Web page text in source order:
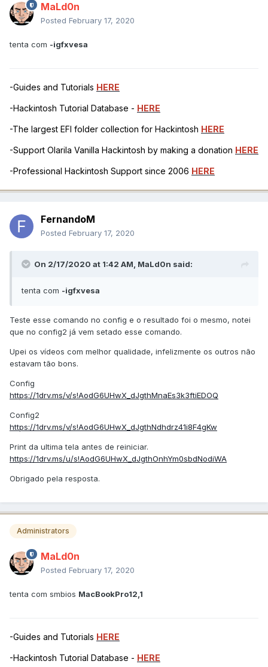
MaLd0n
Posted February 17, 2020
tenta com -igfxvesa
-Guides and Tutorials HERE
-Hackintosh Tutorial Database - HERE
-The largest EFI folder collection for Hackintosh HERE
-Support Olarila Vanilla Hackintosh by making a donation HERE
-Professional Hackintosh Support since 2006 HERE
FernandoM
Posted February 17, 2020
On 2/17/2020 at 1:42 AM, MaLd0n said:
tenta com -igfxvesa
Teste esse comando no config e o resultado foi o mesmo, notei
que no config2 já vem setado esse comando.
Upei os vídeos com melhor qualidade, infelizmente os outros não
estavam tão bons.
Config
https://1drv.ms/v/s!AodG6UHwX_dJgthMnaEs3k3ftiEDOQ
Config2
https://1drv.ms/v/s!AodG6UHwX_dJgthNdhdrz41i8F4gKw
Print da ultima tela antes de reiniciar.
https://1drv.ms/u/s!AodG6UHwX_dJgthOnhYm0sbdNodiWA
Obrigado pela resposta.
Administrators
MaLd0n
Posted February 17, 2020
tenta com smbios MacBookPro12,1
-Guides and Tutorials HERE
-Hackintosh Tutorial Database - HERE